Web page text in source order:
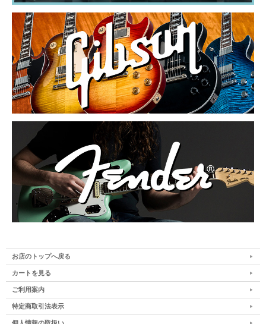
お店のトップへ戻る
カートを見る
ご利用案内
特定商取引法表示